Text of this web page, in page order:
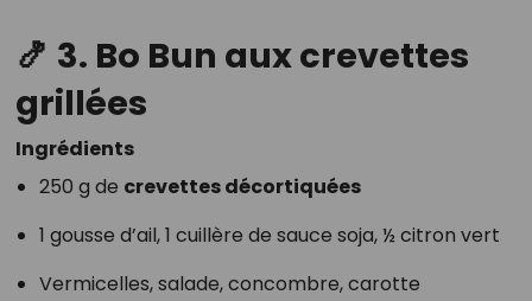
🍤 3. Bo Bun aux crevettes
grillées
Ingrédients
250 g de crevettes décortiquées
1 gousse d’ail, 1 cuillère de sauce soja, ½ citron vert
Vermicelles, salade, concombre, carotte